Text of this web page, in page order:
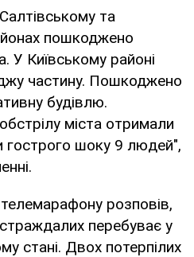
та
пошкоджено
У Київському районі
частину. Пошкоджено
будівлю.
міста отримали
гострого шоку 9 людей",
розповів,
перебуває у
стані. Двох потерпілих